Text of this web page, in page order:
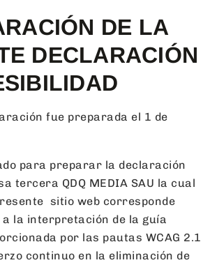
DE LA
DECLARACIÓN
fue preparada el 1 de
para preparar la declaración
tercera QDQ MEDIA SAU la cual
sitio web corresponde
la interpretación de la guía
por las pautas WCAG 2.1
continuo en la eliminación de